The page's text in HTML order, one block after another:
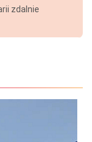
zdalnie